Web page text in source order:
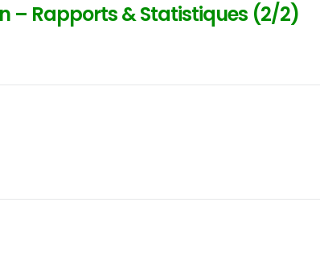
– Rapports & Statistiques (2/2)